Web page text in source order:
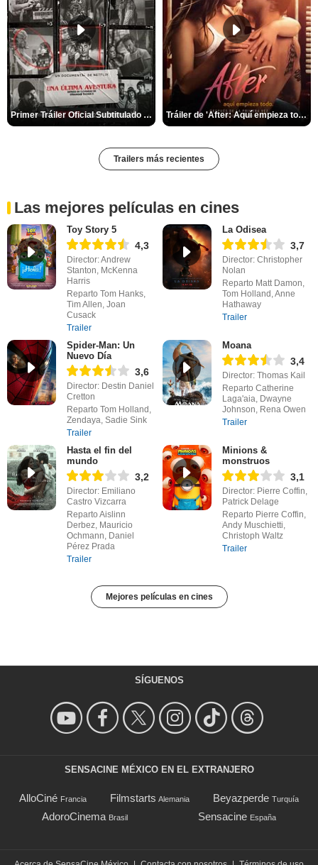
Primer Tráiler Oficial Subtitulado de 'Una última aventura: Detrás de cámaras de Stranger Things 5' Tráiler de 'After: Aquí empieza todo'
Trailers más recientes
Las mejores películas en cines
Toy Story 5
4,3
Director: Andrew
Stanton, McKenna
Harris
Reparto Tom Hanks,
Tim Allen, Joan
Cusack
Trailer
La Odisea
3,7
Director: Christopher
Nolan
Reparto Matt Damon,
Tom Holland, Anne
Hathaway
Trailer
Spider-Man: Un
Nuevo Día
3,6
Director: Destin Daniel
Cretton
Reparto Tom Holland,
Zendaya, Sadie Sink
Trailer
Moana
3,4
Director: Thomas Kail
Reparto Catherine
Laga'aia, Dwayne
Johnson, Rena Owen
Trailer
Hasta el fin del
mundo
3,2
Director: Emiliano
Castro Vizcarra
Reparto Aislinn
Derbez, Mauricio
Ochmann, Daniel
Pérez Prada
Trailer
Minions &
monstruos
3,1
Director: Pierre Coffin,
Patrick Delage
Reparto Pierre Coffin,
Andy Muschietti,
Christoph Waltz
Trailer
Mejores películas en cines
SÍGUENOS
SENSACINE MÉXICO EN EL EXTRANJERO
AlloCiné Francia Filmstarts Alemania Beyazperde Turquía
AdoroCinema Brasil Sensacine España